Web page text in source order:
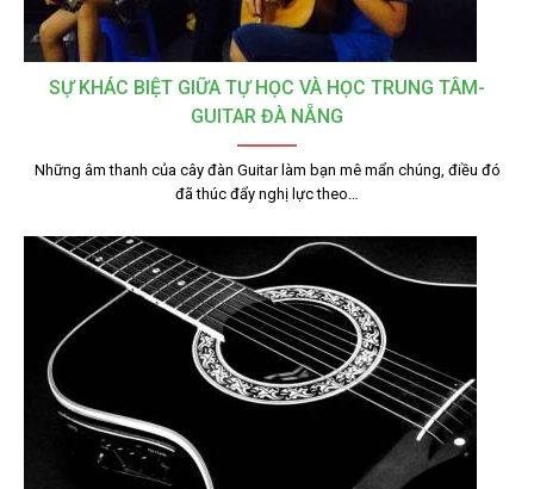
SỰ KHÁC BIỆT GIỮA TỰ HỌC VÀ HỌC TRUNG TÂM-
GUITAR ĐÀ NẴNG
Những âm thanh của cây đàn Guitar làm bạn mê mẩn chúng, điều đó
đã thúc đẩy nghị lực theo…